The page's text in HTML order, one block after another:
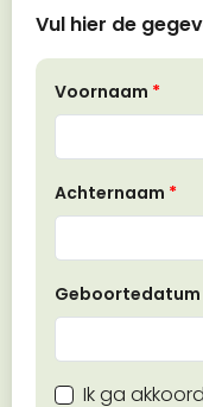
Vul hier de
Voornaam *
Achternaam *
Geboortedatum
Ik ga